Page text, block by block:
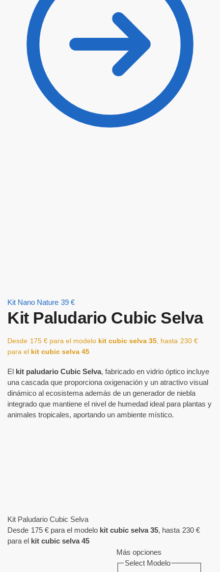
Kit Nano Nature 39 €
Kit Paludario Cubic Selva
Desde 175 € para el modelo kit cubic selva 35 , hasta 230 €
para el kit cubic selva 45
El kit paludario Cubic Selva, fabricado en vidrio óptico incluye
una cascada que proporciona oxigenación y un atractivo visual
dinámico al ecosistema además de un generador de niebla
integrado que mantiene el nivel de humedad ideal para plantas y
animales tropicales, aportando un ambiente místico.
Kit Paludario Cubic Selva
Desde 175 € para el modelo kit cubic selva 35, hasta 230 €
para el kit cubic selva 45
Más opciones
Select Modelo